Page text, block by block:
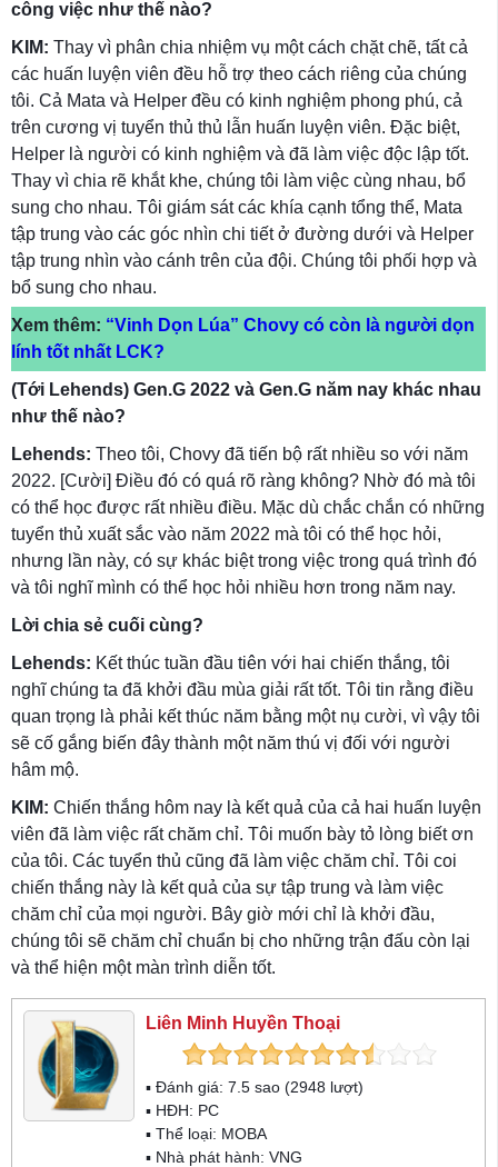
công việc như thế nào?
KIM: Thay vì phân chia nhiệm vụ một cách chặt chẽ, tất cả
các huấn luyện viên đều hỗ trợ theo cách riêng của chúng
tôi. Cả Mata và Helper đều có kinh nghiệm phong phú, cả
trên cương vị tuyển thủ thủ lẫn huấn luyện viên. Đặc biệt,
Helper là người có kinh nghiệm và đã làm việc độc lập tốt.
Thay vì chia rẽ khắt khe, chúng tôi làm việc cùng nhau, bổ
sung cho nhau. Tôi giám sát các khía cạnh tổng thể, Mata
tập trung vào các góc nhìn chi tiết ở đường dưới và Helper
tập trung nhìn vào cánh trên của đội. Chúng tôi phối hợp và
bổ sung cho nhau.
Xem thêm: “Vinh Dọn Lúa” Chovy có còn là người dọn
lính tốt nhất LCK?
(Tới Lehends) Gen.G 2022 và Gen.G năm nay khác nhau
như thế nào?
Lehends: Theo tôi, Chovy đã tiến bộ rất nhiều so với năm
2022. [Cười] Điều đó có quá rõ ràng không? Nhờ đó mà tôi
có thể học được rất nhiều điều. Mặc dù chắc chắn có những
tuyển thủ xuất sắc vào năm 2022 mà tôi có thể học hỏi,
nhưng lần này, có sự khác biệt trong việc trong quá trình đó
và tôi nghĩ mình có thể học hỏi nhiều hơn trong năm nay.
Lời chia sẻ cuối cùng?
Lehends: Kết thúc tuần đầu tiên với hai chiến thắng, tôi
nghĩ chúng ta đã khởi đầu mùa giải rất tốt. Tôi tin rằng điều
quan trọng là phải kết thúc năm bằng một nụ cười, vì vậy tôi
sẽ cố gắng biến đây thành một năm thú vị đối với người
hâm mộ.
KIM: Chiến thắng hôm nay là kết quả của cả hai huấn luyện
viên đã làm việc rất chăm chỉ. Tôi muốn bày tỏ lòng biết ơn
của tôi. Các tuyển thủ cũng đã làm việc chăm chỉ. Tôi coi
chiến thắng này là kết quả của sự tập trung và làm việc
chăm chỉ của mọi người. Bây giờ mới chỉ là khởi đầu,
chúng tôi sẽ chăm chỉ chuẩn bị cho những trận đấu còn lại
và thể hiện một màn trình diễn tốt.
Liên Minh Huyền Thoại
▪ Đánh giá: 7.5 sao (2948 lượt)
▪ HĐH: PC
▪ Thể loại: MOBA
▪ Nhà phát hành: VNG